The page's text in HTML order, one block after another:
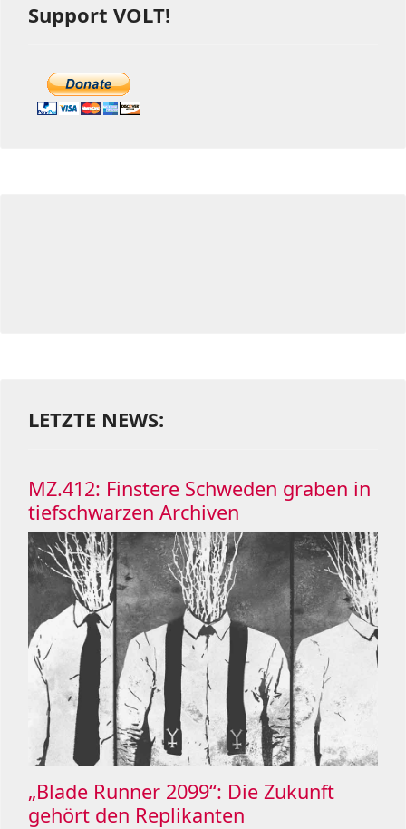
Support VOLT!
LETZTE NEWS:
MZ.412: Finstere Schweden graben in
tiefschwarzen Archiven
„Blade Runner 2099“: Die Zukunft
gehört den Replikanten